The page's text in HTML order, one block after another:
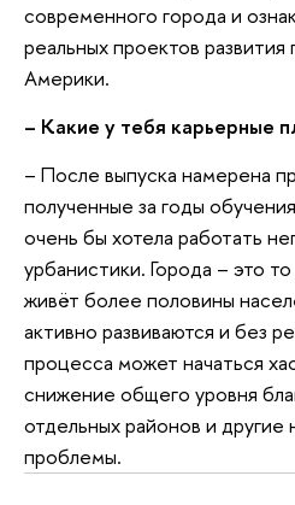
современного города и
реальных проектов развития
Америки.
– Какие у тебя карьерные
– После выпуска намерена
полученные за годы
очень бы хотела работать
урбанистики. Города – это
живёт более половины
активно развиваются и без
процесса может начаться
снижение общего уровня
отдельных районов и другие
проблемы.